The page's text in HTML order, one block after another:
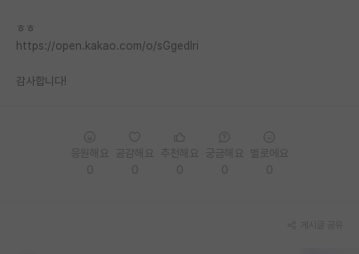
ㅎㅎ
https://open.kakao.com/o/sGgedIri
감사합니다!